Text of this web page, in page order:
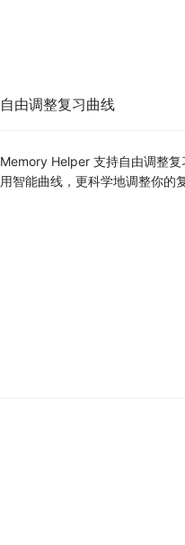
自由调整复习曲线
Memory Helper 支持自由调整
用智能曲线，更科学地调整你的